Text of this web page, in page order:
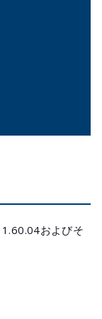
およびそ